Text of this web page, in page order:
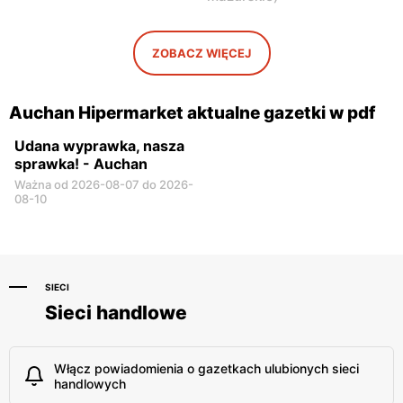
ZOBACZ WIĘCEJ
Auchan Hipermarket aktualne gazetki w pdf
Udana wyprawka, nasza
sprawka! - Auchan
Ważna od 2026-08-07 do 2026-
08-10
SIECI
Sieci handlowe
Włącz powiadomienia o gazetkach ulubionych sieci
handlowych